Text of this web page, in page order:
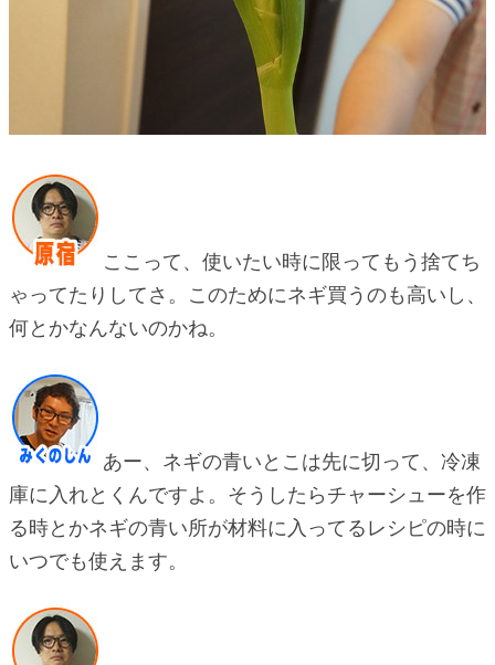
ここって、使いたい時に限ってもう捨てち
ゃってたりしてさ。このためにネギ買うのも高いし、
何とかなんないのかね。
あー、ネギの青いとこは先に切って、冷凍
庫に入れとくんですよ。そうしたらチャーシューを作
る時とかネギの青い所が材料に入ってるレシピの時に
いつでも使えます。